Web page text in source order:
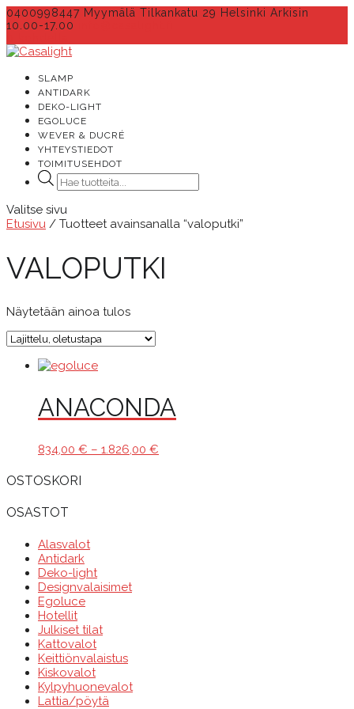
0400998447 Myymälä Tilkankatu 29 Helsinki Arkisin
10.00-17.00
SLAMP
ANTIDARK
DEKO-LIGHT
EGOLUCE
WEVER & DUCRÉ
YHTEYSTIEDOT
TOIMITUSEHDOT
Products
search
Valitse sivu
Etusivu / Tuotteet avainsanalla “valoputki”
VALOPUTKI
Näytetään ainoa tulos
ANACONDA
834,00 € – 1.826,00 €
OSTOSKORI
OSASTOT
Alasvalot
Antidark
Deko-light
Designvalaisimet
Egoluce
Hotellit
Julkiset tilat
Kattovalot
Keittiönvalaistus
Kiskovalot
Kylpyhuonevalot
Lattia/pöytä